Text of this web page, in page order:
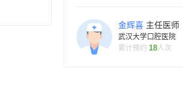
金辉喜 主任医师
武汉大学口腔医院
累计预约 18人次